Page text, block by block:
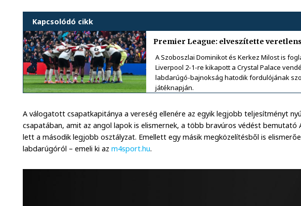
Kapcsolódó cikk
Premier League: elveszítette
A Szoboszlai Dominikot és Kerkez Milost is
Liverpool 2-1-re kikapott a Crystal Palace
labdarúgó-bajnokság hatodik fordulójának
játéknapján.
A válogatott csapatkapitánya a vereség ellenére az egyik legjobb teljesítményt
csapatában, amit az angol lapok is elismernek, a több bravúros védést bemutató
lett a második legjobb osztályzat. Emellett egy másik megközelítésből is
labdarúgóról – emeli ki azm4sport.hu.